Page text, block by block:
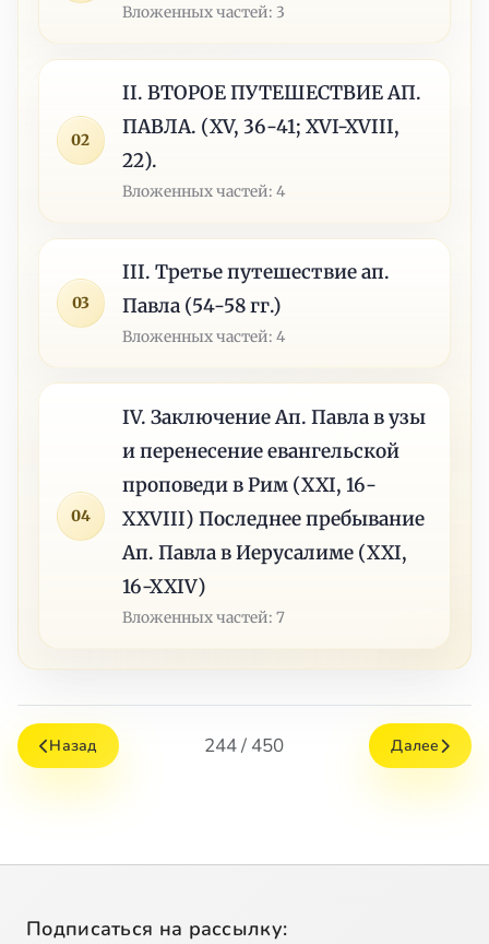
Вложенных частей: 3
02
II. ВТОРОЕ ПУТЕШЕСТВИЕ АП.
ПАВЛА. (XV, 36-41; XVI-XVIII,
22).
Вложенных частей: 4
03
III. Третье путешествие ап.
Павла (54-58 гг.)
Вложенных частей: 4
04
IV. Заключение Ап. Павла в узы
и перенесение евангельской
проповеди в Рим (XXI, 16-
XXVIII) Последнее пребывание
Ап. Павла в Иерусалиме (XXI,
16-XXIV)
Вложенных частей: 7
Назад 244 / 450 Далее
Подписаться на рассылку: